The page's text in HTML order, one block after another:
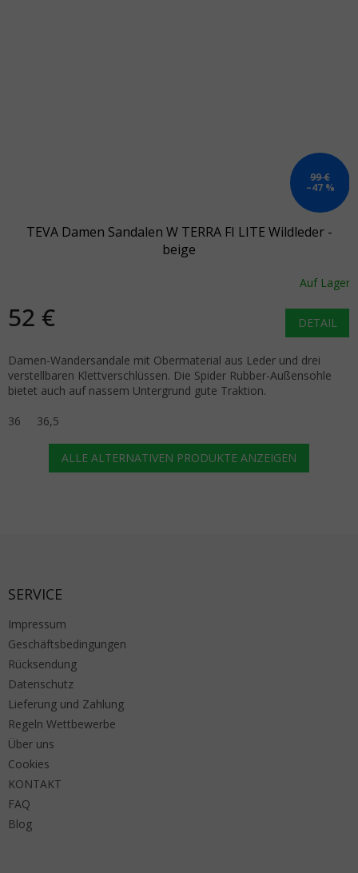
99 €
–47 %
TEVA Damen Sandalen W TERRA FI LITE Wildleder -
beige
Auf Lager
52 € DETAIL
Damen-Wandersandale mit Obermaterial aus Leder und drei
verstellbaren Klettverschlüssen. Die Spider Rubber-Außensohle
bietet auch auf nassem Untergrund gute Traktion.
36
36,5
ALLE ALTERNATIVEN PRODUKTE ANZEIGEN
SERVICE
Impressum
Geschäftsbedingungen
Rücksendung
Datenschutz
Lieferung und Zahlung
Regeln Wettbewerbe
Über uns
Cookies
KONTAKT
FAQ
Blog